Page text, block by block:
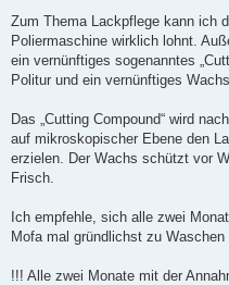
i
r
a
Zum Thema Lackpflege kann ich
Poliermaschine wirklich lohnt.
ein vernünftiges sogenanntes
Politur und ein vernünftiges
Das „Cutting Compound“ wird
auf mikroskopischer Ebene den
erzielen. Der Wachs schützt vor
Frisch.
Ich empfehle, sich alle zwei
Mofa mal gründlichst zu Waschen
!!! Alle zwei Monate mit der